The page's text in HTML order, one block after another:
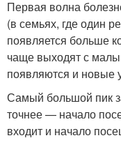
Первая волна
(в семьях, где один
появляется больше
чаще выходят с
появляются и новые
Самый большой пик
точнее — начало
входит и начало